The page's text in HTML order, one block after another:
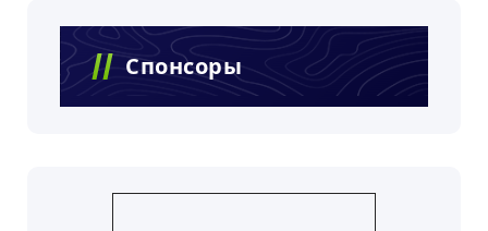
Спонсоры